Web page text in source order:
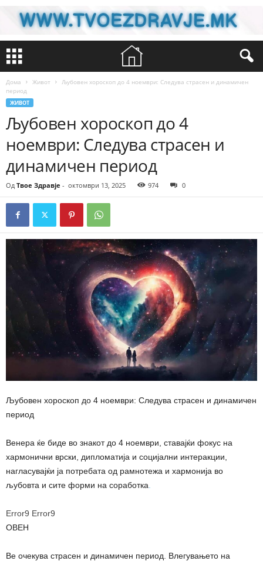
Дома Живот
Љубовен хороскоп до 4 ноември: Следува страсен и динамичен
период
ЖИВОТ
Љубовен хороскоп до 4
ноември: Следува страсен и
динамичен период
Од Твое Здравје - октомври 13, 2025 974 0
Љубовен хороскоп до 4 ноември: Следува страсен и динамичен
период
Венера ќе биде во знакот до 4 ноември, ставајќи фокус на
хармонични врски, дипломатија и социјални интеракции,
нагласувајќи ја потребата од рамнотежа и хармонија во
љубовта и сите форми на соработка
Error9 Error9
ОВЕН
Ве очекува страсен и динамичен период. Влегувањето на